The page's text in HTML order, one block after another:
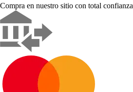
Compra en nuestro sitio con total confianza